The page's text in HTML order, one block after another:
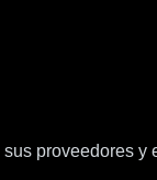
proveedores y